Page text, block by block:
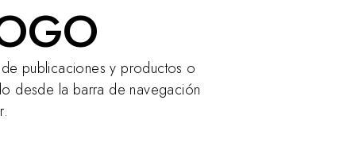
publicaciones y productos o
desde la barra de navegación